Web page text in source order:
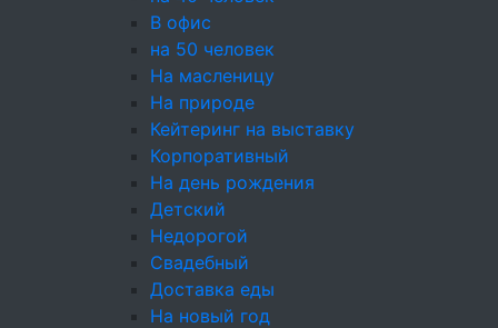
В офис
на 50 человек
На масленицу
На природе
Кейтеринг на выставку
Корпоративный
На день рождения
Детский
Недорогой
Свадебный
Доставка еды
На новый год
картой или наличными
За покупки начисляем бонусы
по Москве и области
Самовывоз — бесплатно
+7 (495) 226-61-49
Москва, ул. Прянишникова 19а с1
event@cateringincity.ru